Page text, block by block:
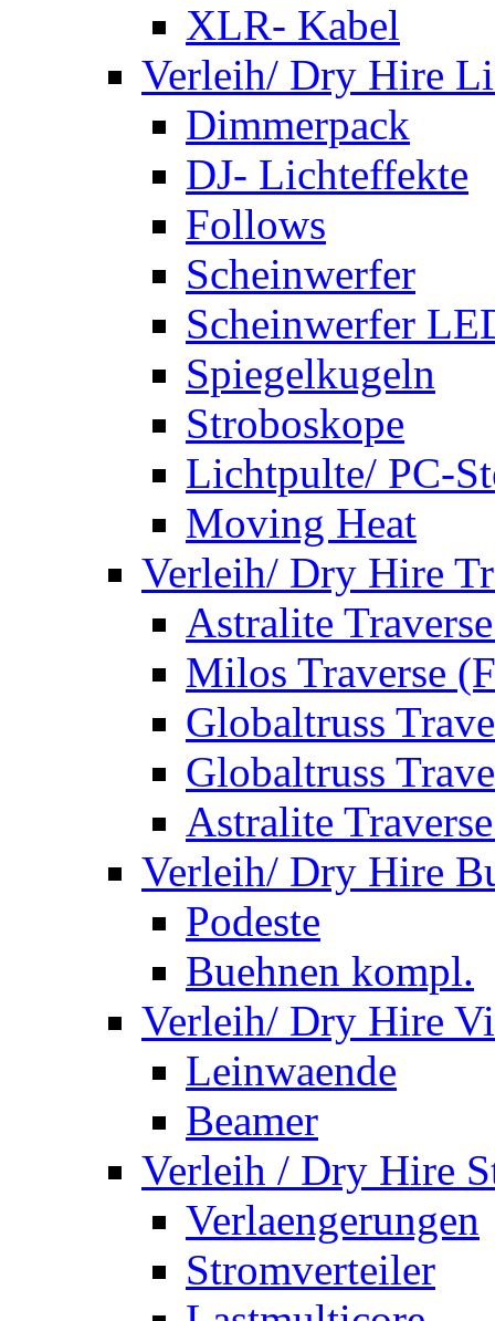
XLR- Kabel
Verleih/ Dry Hire
Dimmerpack
DJ- Lichteffekte
Follows
Scheinwerfer
Scheinwerfer
Spiegelkugeln
Stroboskope
Lichtpulte/ PC-
Moving Heat
Verleih/ Dry Hire
Astralite
Milos Traverse
Globaltruss
Globaltruss
Astralite
Verleih/ Dry Hire
Podeste
Buehnen kompl.
Verleih/ Dry Hire
Leinwaende
Beamer
Verleih / Dry Hire
Verlaengerungen
Stromverteiler